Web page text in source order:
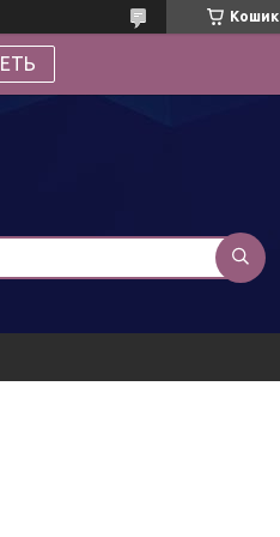
Кошик